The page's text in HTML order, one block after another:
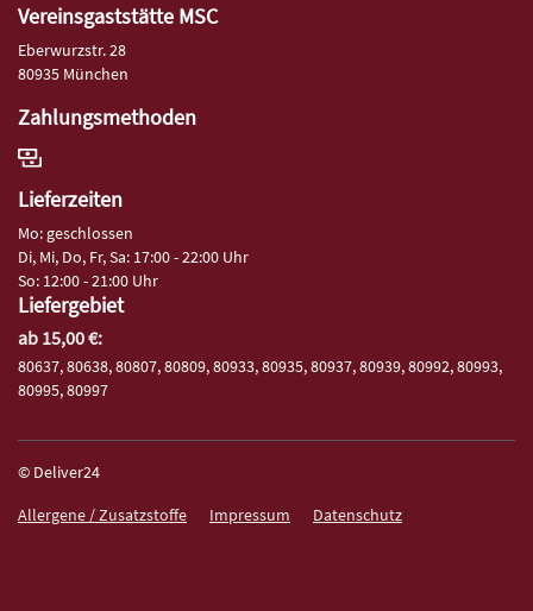
Vereinsgaststätte MSC
Eberwurzstr. 28
80935 München
Zahlungsmethoden
Lieferzeiten
Mo: geschlossen
Di, Mi, Do, Fr, Sa: 17:00 - 22:00 Uhr
So: 12:00 - 21:00 Uhr
Liefergebiet
ab 15,00 €:
80637, 80638, 80807, 80809, 80933, 80935, 80937, 80939, 80992, 80993,
80995, 80997
© Deliver24
Allergene / Zusatzstoffe
Impressum Datenschutz